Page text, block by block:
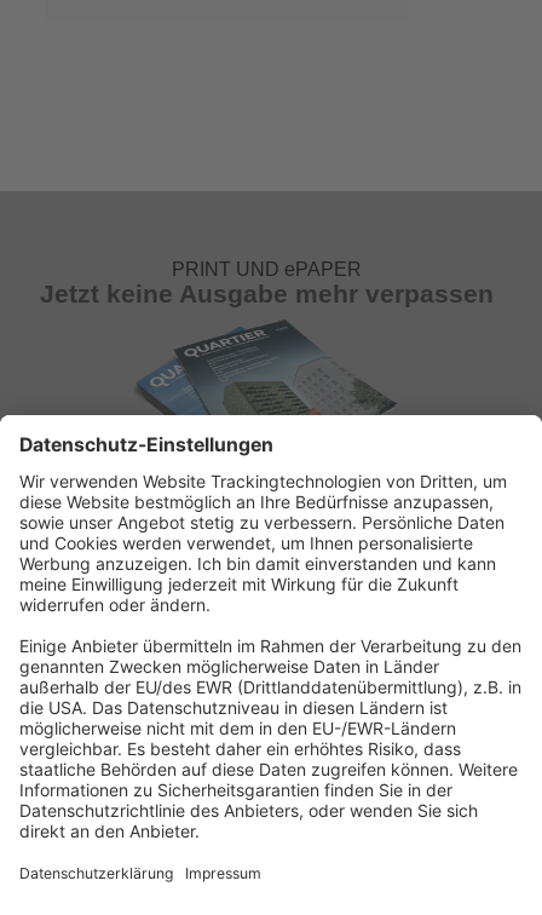
PRINT UND ePAPER
Jetzt keine Ausgabe mehr verpassen
ABONNEMENT ANFORDERN
Kostenloses Probeheft anfordern